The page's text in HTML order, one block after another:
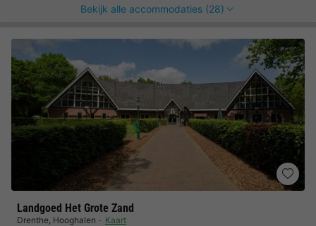
Bekijk alle accommodaties (28)
Landgoed Het Grote Zand
Drenthe, Hooghalen Kaart